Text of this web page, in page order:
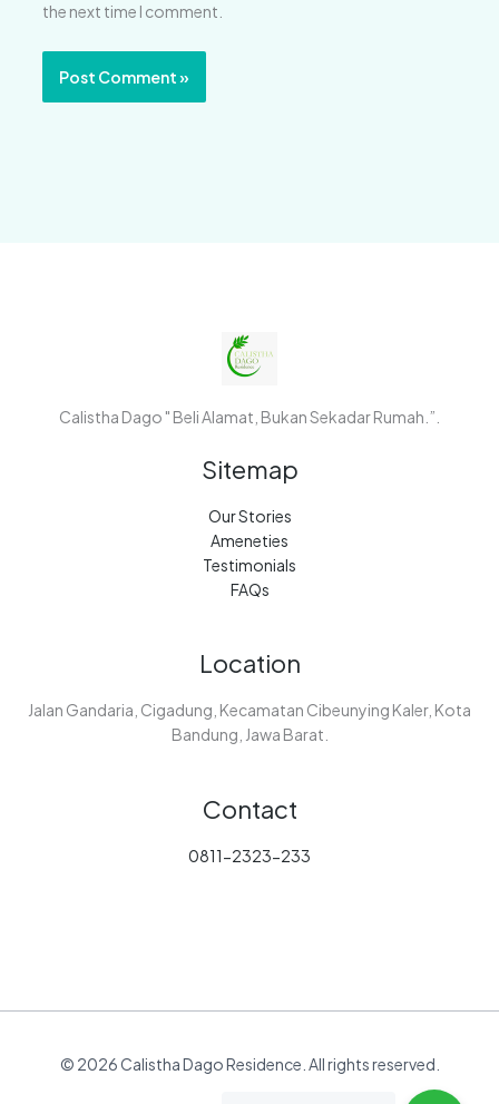
the next time I comment.
Calistha Dago " Beli Alamat, Bukan Sekadar Rumah.”.
Sitemap
Our Stories
Ameneties
Testimonials
FAQs
Location
Jalan Gandaria, Cigadung, Kecamatan Cibeunying Kaler, Kota
Bandung, Jawa Barat.
Contact
0811-2323-233
© 2026 Calistha Dago Residence. All rights reserved.